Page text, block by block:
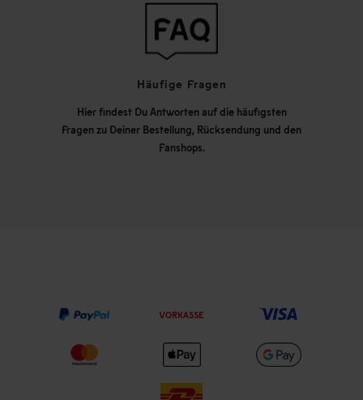
Häufige Fragen
Hier findest Du Antworten auf die häufigsten
Fragen zu Deiner Bestellung, Rücksendung und den
Fanshops.
VORKASSE